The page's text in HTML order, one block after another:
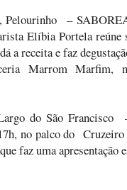
Pelourinho –
Elíbia Portela reúne
a receita e faz
Marrom Marfim,
do São
no palco do Cruzeiro
faz uma apresentação